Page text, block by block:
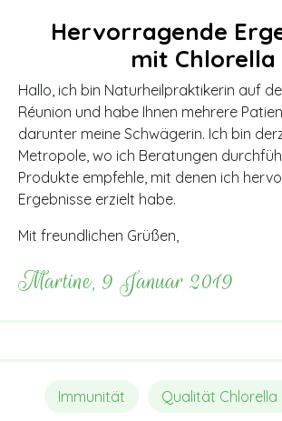
Hervorragende
mit Chlorella
Hallo, ich bin Naturheilpraktikerin auf
Réunion und habe Ihnen mehrere
darunter meine Schwägerin. Ich bin
Metropole, wo ich Beratungen
Produkte empfehle, mit denen ich
Ergebnisse erzielt habe.
Mit freundlichen Grüßen,
Martine, 9 Januar 2019
Immunität Qualität Chlorella